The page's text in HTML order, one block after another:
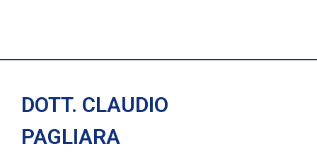
DOTT. CLAUDIO
PAGLIARA